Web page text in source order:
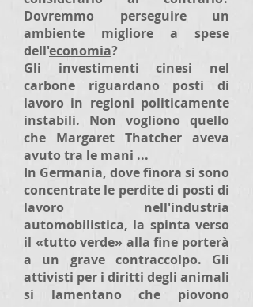
Dovremmo perseguire un
ambiente migliore a spese
dell'economia?
Gli investimenti cinesi nel
carbone riguardano posti di
lavoro in regioni politicamente
instabili. Non vogliono quello
che Margaret Thatcher aveva
avuto tra le mani ...
In Germania, dove finora si sono
concentrate le perdite di posti di
lavoro nell'industria
automobilistica, la spinta verso
il «tutto verde» alla fine porterà
a un grave contraccolpo. Gli
attivisti per i diritti degli animali
si lamentano che piovono